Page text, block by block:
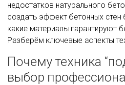
недостатков натурального
создать эффект бетонных стен
какие материалы гарантируют
Разберём ключевые аспекты
Почему техника
выбор